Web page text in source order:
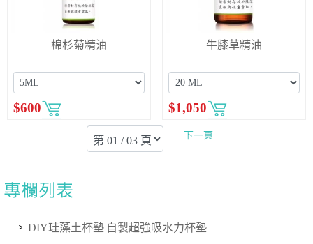
DIY珪藻土杯墊|自製超強吸水力杯墊
棉杉菊精油
$600
牛膝草精油
$1,050